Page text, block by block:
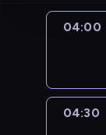
04:00
04:30